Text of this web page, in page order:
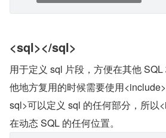
<sql></sql>
用于定义 sql 片段，方便在其他
他地方复用的时候需要使用
sql>可以定义 sql 的任何部分，所以
在动态 SQL 的任何位置。